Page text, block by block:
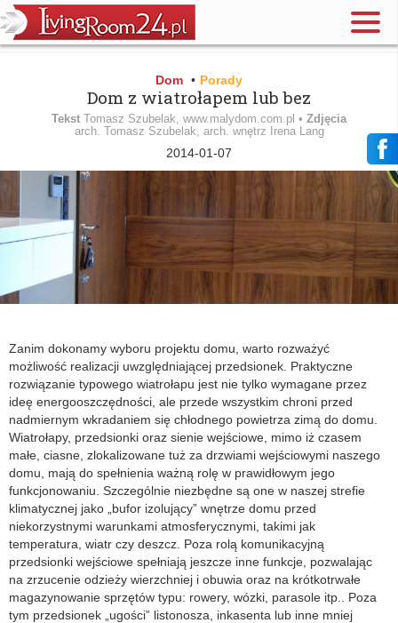
Dom • Porady
Dom z wiatrołapem lub bez
Tekst Tomasz Szubelak, www.malydom.com.pl • Zdjęcia
arch. Tomasz Szubelak, arch. wnętrz Irena Lang
2014-01-07
Zanim dokonamy wyboru projektu domu, warto rozważyć
możliwość realizacji uwzględniającej przedsionek. Praktyczne
rozwiązanie typowego wiatrołapu jest nie tylko wymagane przez
ideę energooszczędności, ale przede wszystkim chroni przed
nadmiernym wkradaniem się chłodnego powietrza zimą do domu.
Wiatrołapy, przedsionki oraz sienie wejściowe, mimo iż czasem
małe, ciasne, zlokalizowane tuż za drzwiami wejściowymi naszego
domu, mają do spełnienia ważną rolę w prawidłowym jego
funkcjonowaniu. Szczególnie niezbędne są one w naszej strefie
klimatycznej jako „bufor izolujący” wnętrze domu przed
niekorzystnymi warunkami atmosferycznymi, takimi jak
temperatura, wiatr czy deszcz. Poza rolą komunikacyjną
przedsionki wejściowe spełniają jeszcze inne funkcje, pozwalając
na zrzucenie odzieży wierzchniej i obuwia oraz na krótkotrwałe
magazynowanie sprzętów typu: rowery, wózki, parasole itp.. Poza
tym przedsionek „ugości” listonosza, inkasenta lub inne mniej